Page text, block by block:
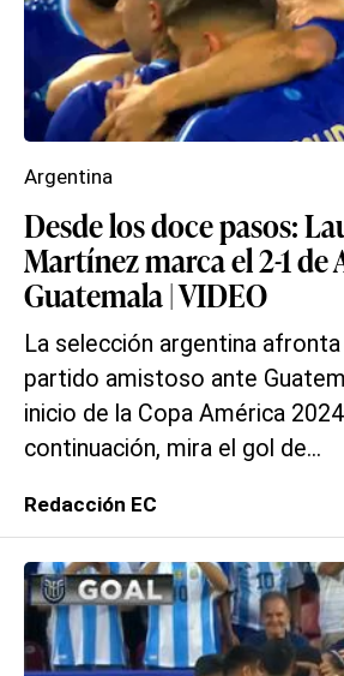
Desde los doce pasos:
Martínez marca el 2-1 de
Guatemala | VIDEO
La selección argentina
partido amistoso ante
inicio de la Copa América
continuación, mira el gol de...
Argentina
Redacción EC